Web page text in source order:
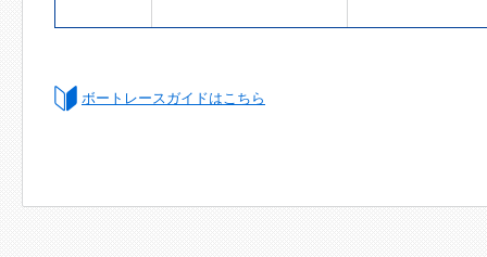
ボートレースガイドはこちら